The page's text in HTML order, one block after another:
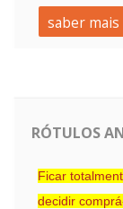
saber mais
RÓTULOS
Ficar
decidir